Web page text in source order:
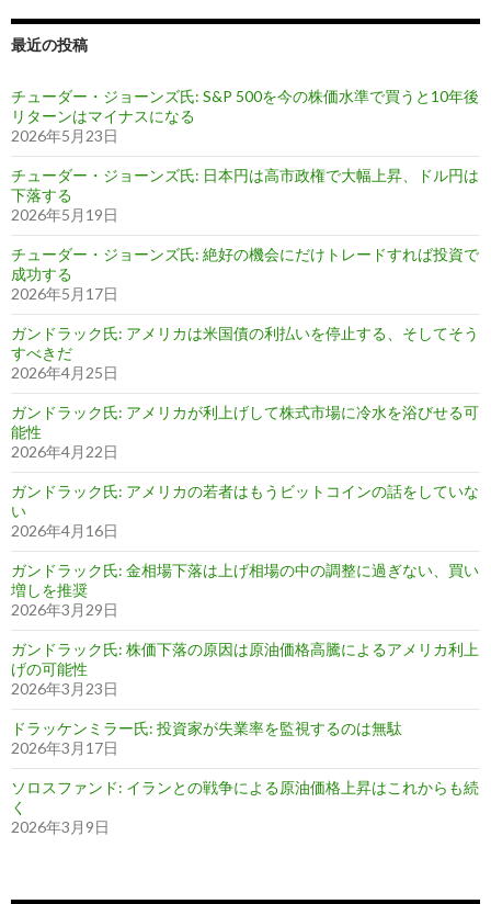
最近の投稿
チューダー・ジョーンズ氏: S&P 500を今の株価水準で買うと10年後
リターンはマイナスになる
2026年5月23日
チューダー・ジョーンズ氏: 日本円は高市政権で大幅上昇、ドル円は
下落する
2026年5月19日
チューダー・ジョーンズ氏: 絶好の機会にだけトレードすれば投資で
成功する
2026年5月17日
ガンドラック氏: アメリカは米国債の利払いを停止する、そしてそう
すべきだ
2026年4月25日
ガンドラック氏: アメリカが利上げして株式市場に冷水を浴びせる可
能性
2026年4月22日
ガンドラック氏: アメリカの若者はもうビットコインの話をしていな
い
2026年4月16日
ガンドラック氏: 金相場下落は上げ相場の中の調整に過ぎない、買い
増しを推奨
2026年3月29日
ガンドラック氏: 株価下落の原因は原油価格高騰によるアメリカ利上
げの可能性
2026年3月23日
ドラッケンミラー氏: 投資家が失業率を監視するのは無駄
2026年3月17日
ソロスファンド: イランとの戦争による原油価格上昇はこれからも続
く
2026年3月9日